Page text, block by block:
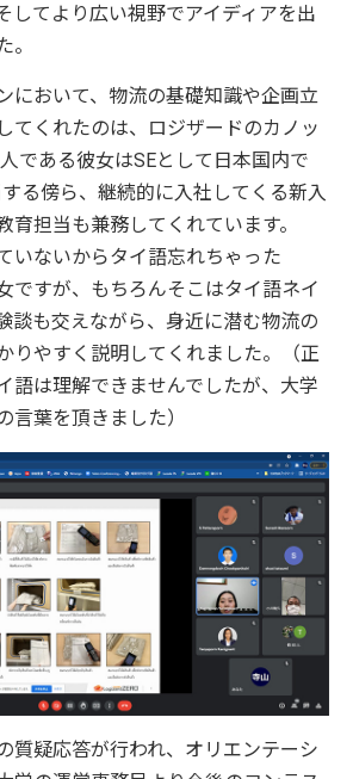
してより広い視野でアイディアを出
。
において、物流の基礎知識や企画立
てくれたのは、ロジザードのカノッ
である彼女はSEとして日本国内で
る傍ら、継続的に入社してくる新入
育担当も兼務してくれています。
いないからタイ語忘れちゃった
ですが、もちろんそこはタイ語ネイ
談も交えながら、身近に潜む物流の
りやすく説明してくれました。（正
語は理解できませんでしたが、大学
言葉を頂きました）
質疑応答が行われ、オリエンテーシ